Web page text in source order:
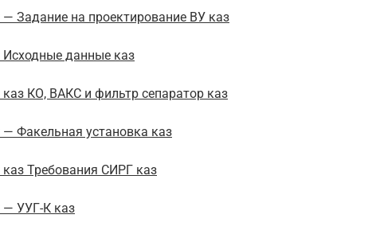
Задание на проектирование ВУ каз
данные каз
КО, ВАКС и фильтр сепаратор каз
Факельная установка каз
Требования СИРГ каз
УУГ-К каз